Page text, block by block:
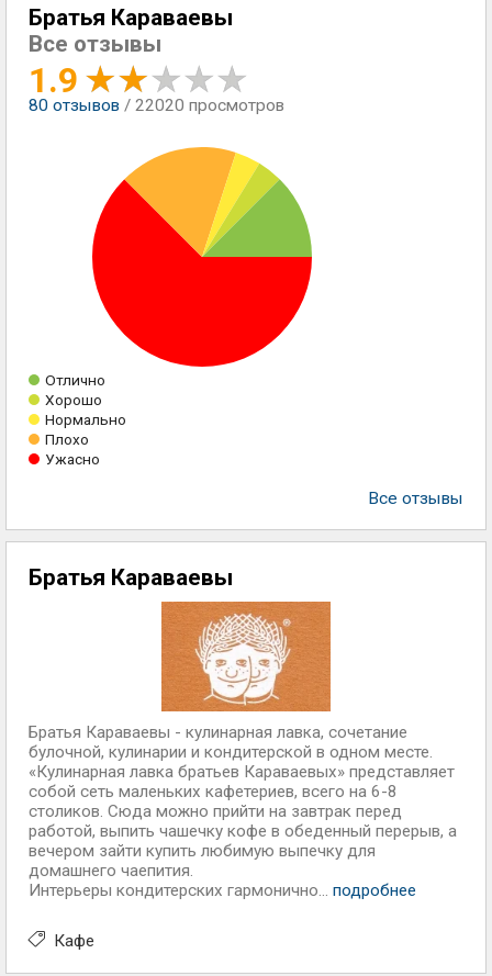
Братья Караваевы
Все отзывы
1.9
80 отзывов / 22020 просмотров
Отлично
Хорошо
Нормально
Плохо
Ужасно
Все отзывы
Братья Караваевы
Братья Караваевы - кулинарная лавка, сочетание
булочной, кулинарии и кондитерской в одном месте.
«Кулинарная лавка братьев Караваевых» представляет
собой сеть маленьких кафетериев, всего на 6-8
столиков. Сюда можно прийти на завтрак перед
работой, выпить чашечку кофе в обеденный перерыв, а
вечером зайти купить любимую выпечку для
домашнего чаепития.
Интерьеры кондитерских гармонично... подробнее
Кафе